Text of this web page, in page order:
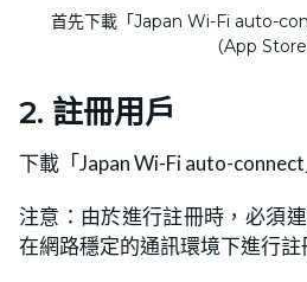
首先下載「Japan Wi-Fi auto-
（App Store
2. 註冊用戶
下載「Japan Wi-Fi auto-
注意：由於進行註冊時，必須
在網路穩定的通訊環境下進行註